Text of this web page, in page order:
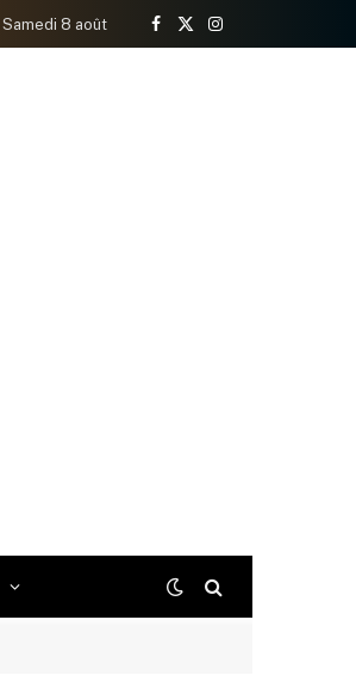
Samedi 8 août
Facebook
X
Instagram